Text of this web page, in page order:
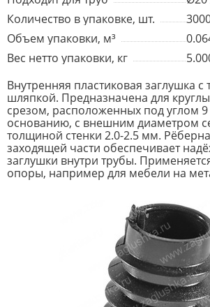
Количество в упаковке, шт.
Объем упаковки, м³
Вес нетто упаковки, кг
Внутренняя пластиковая заглушка с
шляпкой. Предназначена для
срезом, расположенных под углом 9
основанию, с внешним диаметром
толщиной стенки 2.0-2.5 мм.
заходящей части обеспечивает
заглушки внутри трубы.
опоры, например для мебели на